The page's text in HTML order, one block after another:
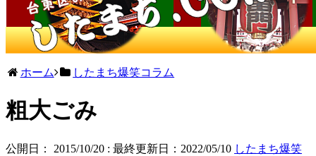
ホーム したまち爆笑コラム
粗大ごみ
公開日： 2015/10/20 : 最終更新日：2022/05/10 したまち爆笑